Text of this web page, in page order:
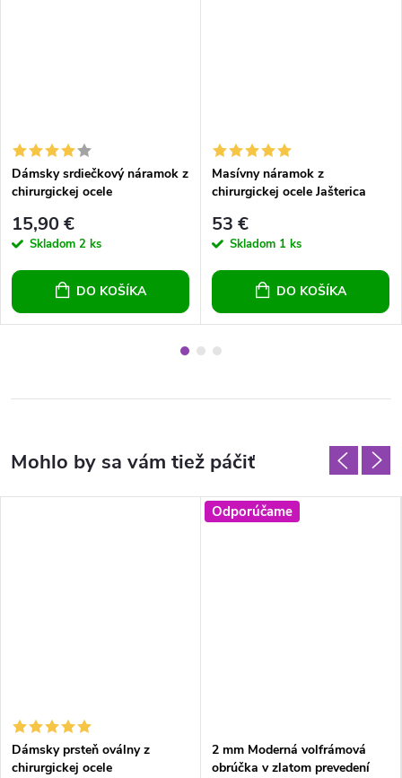
Dámsky srdiečkový náramok z
chirurgickej ocele
15,90 €
Skladom 2 ks
DO KOŠÍKA
Masívny náramok z
chirurgickej ocele Jašterica
53 €
Skladom 1 ks
DO KOŠÍKA
Dámsky prsteň oválny z
chirurgickej ocele
Odporúčame
2 mm Moderná volfrámová
obrúčka v zlatom prevedení